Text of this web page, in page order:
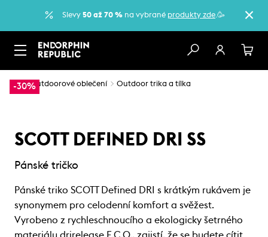
Slevy 50 až 70 % na vybrané produkty zde.🥳
-30%
… Outdoorové oblečení Outdoor trika a tílka
SCOTT DEFINED DRI SS
Pánské tričko
Pánské triko SCOTT Defined DRI s krátkým rukávem je
synonymem pro celodenní komfort a svěžest.
Vyrobeno z rychleschnoucího a ekologicky šetrného
materiálu drirelease E.C.O., zajistí, že se budete cítit